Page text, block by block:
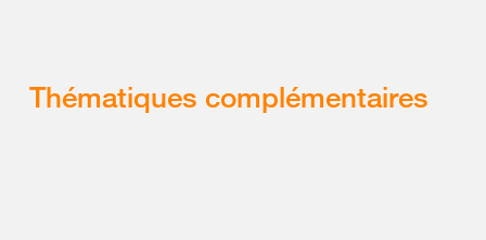
Thématiques complémentaires